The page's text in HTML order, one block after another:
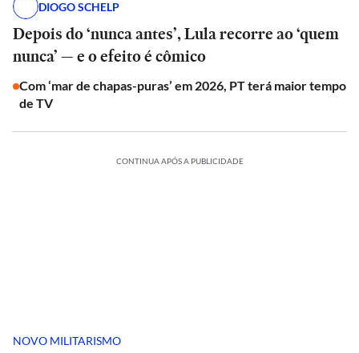
DIOGO SCHELP
Depois do ‘nunca antes’, Lula recorre ao ‘quem
nunca’ — e o efeito é cômico
Com ‘mar de chapas-puras’ em 2026, PT terá maior tempo
de TV
CONTINUA APÓS A PUBLICIDADE
NOVO MILITARISMO